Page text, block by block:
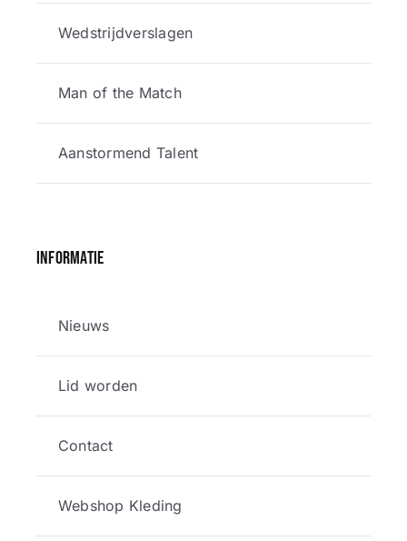
Wedstrijdverslagen
Man of the Match
Aanstormend Talent
Informatie
Nieuws
Lid worden
Contact
Webshop Kleding